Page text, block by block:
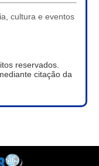
cultura e eventos
reservados.
citação da